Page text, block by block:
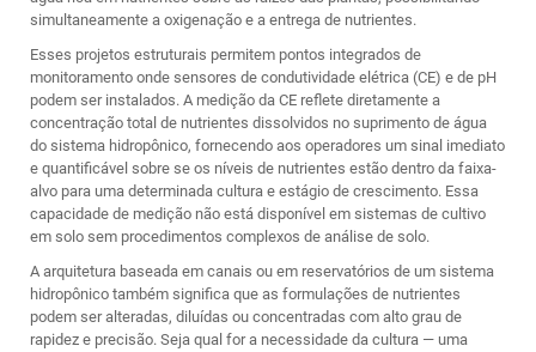
simultaneamente a oxigenação e a entrega de nutrientes.
Esses projetos estruturais permitem pontos integrados de
monitoramento onde sensores de condutividade elétrica (CE) e de pH
podem ser instalados. A medição da CE reflete diretamente a
concentração total de nutrientes dissolvidos no suprimento de água
do sistema hidropônico, fornecendo aos operadores um sinal imediato
e quantificável sobre se os níveis de nutrientes estão dentro da faixa-
alvo para uma determinada cultura e estágio de crescimento. Essa
capacidade de medição não está disponível em sistemas de cultivo
em solo sem procedimentos complexos de análise de solo.
A arquitetura baseada em canais ou em reservatórios de um sistema
hidropônico também significa que as formulações de nutrientes
podem ser alteradas, diluídas ou concentradas com alto grau de
rapidez e precisão. Seja qual for a necessidade da cultura — uma